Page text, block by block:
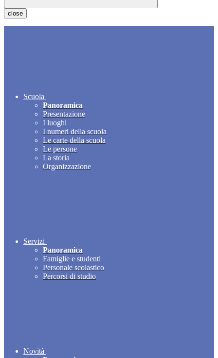
close
Scuola
Panoramica
Presentazione
I luoghi
I numeri della scuola
Le carte della scuola
Le persone
La storia
Organizzazione
Servizi
Panoramica
Famiglie e studenti
Personale scolastico
Percorsi di studio
Novità